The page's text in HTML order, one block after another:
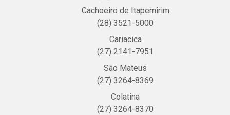
Cachoeiro de Itapemirim
(28) 3521-5000
Cariacica
(27) 2141-7951
São Mateus
(27) 3264-8369
Colatina
(27) 3264-8370